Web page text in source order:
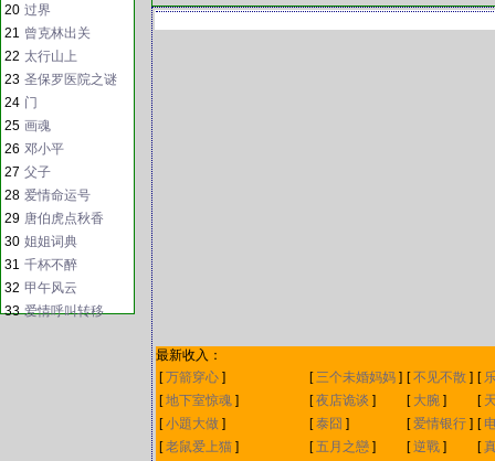
20 过界
21 曾克林出关
22 太行山上
23 圣保罗医院之谜
24 门
25 画魂
26 邓小平
27 父子
28 爱情命运号
29 唐伯虎点秋香
30 姐姐词典
31 千杯不醉
32 甲午风云
33 爱情呼叫转移
最新收入：
[万箭穿心 ] [三个未婚妈妈 ] [不见不散 ] [
[地下室惊魂 ] [夜店诡谈 ] [ 大腕 ] [
[小題大做 ] [泰囧 ] [爱情银行 ] [
[老鼠爱上猫 ] [五月之戀 ] [逆戰 ] [